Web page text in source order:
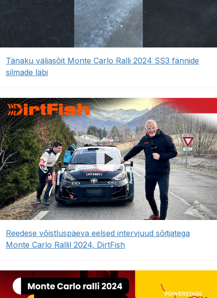
Tänaku väljasõit Monte Carlo Ralli 2024 SS3 fännide
silmade läbi
Reedese võistluspäeva eelsed intervjuud sõitjatega
Monte Carlo Rallil 2024, DirtFish